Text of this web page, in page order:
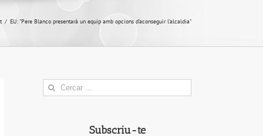
/ EU: "Pere Blanco presentarà un equip amb opcions d’aconseguir l’alcaldia"
Search
for:
Subscriu-te